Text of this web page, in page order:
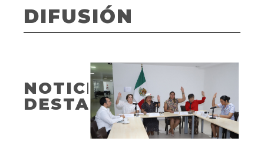
DIFUSIÓN
NOTICIAS
DESTACADAS